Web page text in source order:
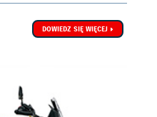
DOWIEDZ SIĘ WIĘCEJ